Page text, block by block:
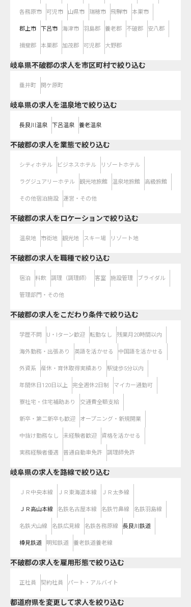
各務原市 可児市 山県市 瑞穂市 飛騨市 本巣市
郡上市 下呂市 海津市 羽島郡 養老郡 不破郡 安八郡
揖斐郡 本巣郡 加茂郡 可児郡 大野郡
岐阜県不破郡の求人を市区町村で絞り込む
垂井町 関ケ原町
岐阜県の求人を温泉地で絞り込む
長良川温泉 下呂温泉 養老温泉
不破郡の求人を業態で絞り込む
シティホテル ビジネスホテル リゾートホテル
ラグジュアリーホテル 観光地旅館 温泉地旅館 高級旅館
その他宿泊施設 運営・その他
不破郡の求人をロケーションで絞り込む
温泉地 市街地 観光地 スキー場 リゾート地
不破郡の求人を職種で絞り込む
宿泊 料飲 調理（調理師） 客室 施設管理 ブライダル
管理部門・その他
不破郡の求人をこだわり条件で絞り込む
学歴不問 U・Iターン歓迎 転勤なし 残業月20時間以内
海外勤務・出張あり 英語を活かせる 中国語を活かせる
外資系 産休・育休取得実績あり 駅徒歩5分以内
年間休日120日以上 完全週休2日制 マイカー通勤可
寮社宅・住宅補助あり 交通費全額支給
新卒・第二新卒も歓迎 オープニング・新規開業
中抜け勤務なし 未経験者歓迎 資格を活かせる
実務経験者優遇 普通自動車免許 調理師免許
岐阜県の求人を路線で絞り込む
ＪＲ中央本線 ＪＲ東海道本線 ＪＲ太多線
ＪＲ高山本線 名鉄名古屋本線 名鉄竹鼻線 名鉄羽島線
名鉄犬山線 名鉄広見線 名鉄各務原線 長良川鉄道
樽見鉄道 明知鉄道 養老鉄道養老線
不破郡の求人を雇用形態で絞り込む
正社員 契約社員 パート・アルバイト
都道府県を変更して求人を絞り込む